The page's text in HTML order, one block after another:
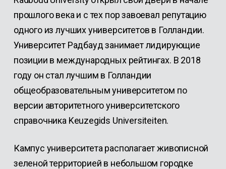
прошлого века и с тех пор завоевал репутацию
одного из лучших университетов в Голландии.
Университет Радбауд занимает лидирующие
позиции в международных рейтингах. В 2018
году он стал лучшим в Голландии
общеобразовательным университетом по
версии авторитетного университетского
справочника Keuzegids Universiteiten.
Кампус университета располагает живописной
зеленой территорией в небольшом городке